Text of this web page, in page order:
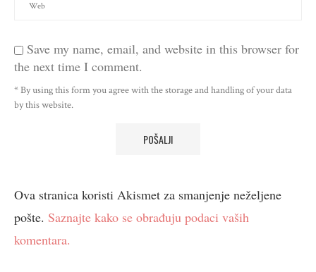
Save my name, email, and website in this browser for
the next time I comment.
* By using this form you agree with the storage and handling of your data
by this website.
Ova stranica koristi Akismet za smanjenje neželjene
pošte. Saznajte kako se obrađuju podaci vaših
komentara.